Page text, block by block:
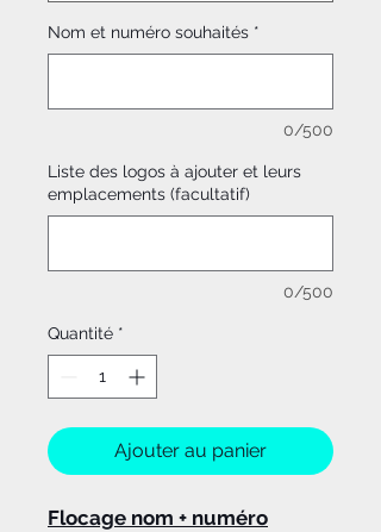
Nom et numéro souhaités *
0/500
Liste des logos à ajouter et leurs
emplacements (facultatif)
0/500
Quantité *
Ajouter au panier
Flocage nom + numéro